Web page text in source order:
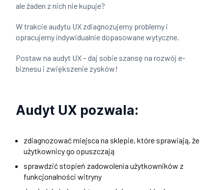
ale żaden z nich nie kupuje?
W trakcie audytu UX zdiagnozujemy problemy i
opracujemy indywidualnie dopasowane wytyczne.
Postaw na audyt UX – daj sobie szansę na rozwój e-
biznesu i zwiększenie zysków!
Audyt UX pozwala:
zdiagnozować miejsca na sklepie, które sprawiają, że
użytkownicy go opuszczają
sprawdzić stopień zadowolenia użytkowników z
funkcjonalności witryny